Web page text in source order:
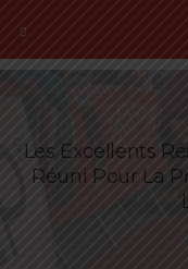
Les Excellents
Réuni Pour La